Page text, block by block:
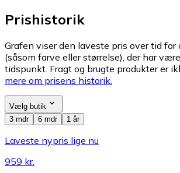
Prishistorik
Grafen viser den laveste pris over tid for
(såsom farve eller størrelse), der har
tidspunkt. Fragt og brugte produkter er
mere om prisens historik.
Vælg butik
3 mdr
6 mdr 1 år
Laveste nypris lige nu
959 kr.